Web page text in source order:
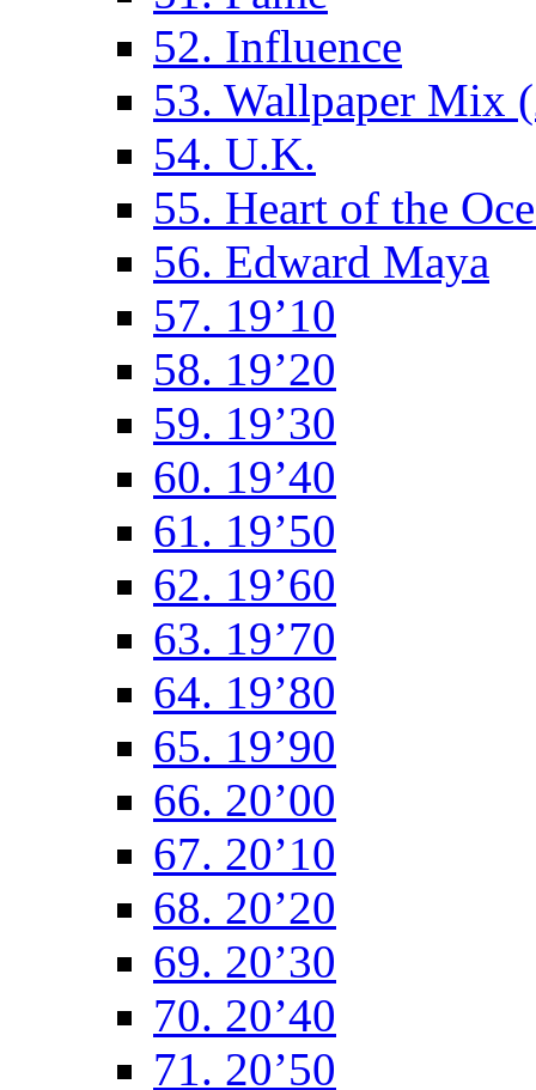
52. Influence
53. Wallpaper Mix
54. U.K.
55. Heart of the
56. Edward Maya
57. 19’10
58. 19’20
59. 19’30
60. 19’40
61. 19’50
62. 19’60
63. 19’70
64. 19’80
65. 19’90
66. 20’00
67. 20’10
68. 20’20
69. 20’30
70. 20’40
71. 20’50